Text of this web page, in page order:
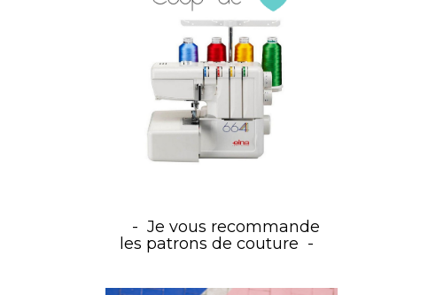
Je vous recommande
les patrons de couture